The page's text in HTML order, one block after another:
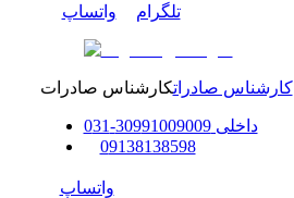
تلگرام واتساپ
کارشناس صادراتکارشناس صادرات
داخلی 30991009009
-
031
09138138598
واتساپ